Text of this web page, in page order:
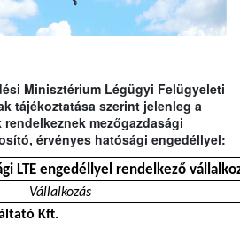
Minisztérium Légügyi Felügyeleti
tájékoztatása szerint jelenleg a
mezőgazdasági
érvényes hatósági engedéllyel:
LTE engedéllyel rendelkező
Vállalkozás
Kft.